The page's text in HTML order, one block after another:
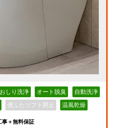
おしり洗浄 オート脱臭
自動洗浄
便ふたソフト閉止 温風乾燥
事＋無料保証